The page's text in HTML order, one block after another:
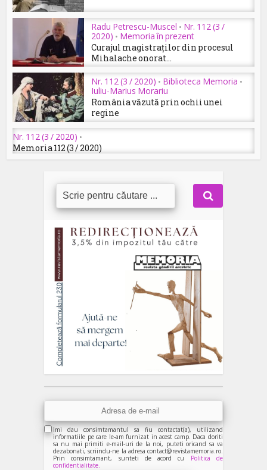
Radu Petrescu-Muscel • Nr. 112 (3 /
2020) • Memoria în prezent
Curajul magistraților din procesul
Mihalache onorat...
Nr. 112 (3 / 2020) • Biblioteca Memoria •
Iuliu-Marius Morariu
România văzută prin ochii unei
regine
Nr. 112 (3 / 2020) •
Memoria 112 (3 / 2020)
Imi dau consimtamantul sa fiu contactat(a), utilizand
informatiile pe care le-am furnizat in acest camp. Daca doriti
sa nu mai primiti e-mail-uri de la noi, puteti oricand sa va
dezabonati, scriindu-ne la adresa contact@revistamemoria.ro.
Prin consimtamant, sunteti de acord cu Politica de
confidentialitate.